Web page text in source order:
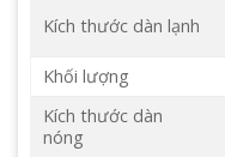
Kích thước dàn lạnh
Khối lượng
Kích thước dàn
nóng